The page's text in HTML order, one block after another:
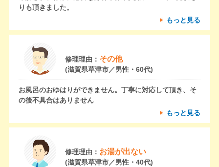
りも頂きました。
もっと見る
修理理由： その他
(滋賀県草津市／男性・60代)
お風呂のおゆはりができません。丁寧に対応して頂き、そ
の後不具合はありません
もっと見る
修理理由： お湯が出ない
(滋賀県草津市／男性・40代)